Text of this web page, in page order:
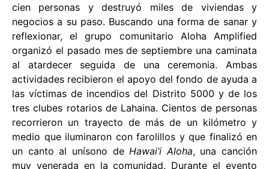
cien personas y destruyó miles de viviendas y
negocios a su paso. Buscando una forma de sanar y
reflexionar, el grupo comunitario Aloha Amplified
organizó el pasado mes de septiembre una caminata
al atardecer seguida de una ceremonia. Ambas
actividades recibieron el apoyo del fondo de ayuda a
las víctimas de incendios del Distrito 5000 y de los
tres clubes rotarios de Lahaina. Cientos de personas
recorrieron un trayecto de más de un kilómetro y
medio que iluminaron con farolillos y que finalizó en
un canto al unísono de Hawai‘i Aloha, una canción
muy venerada en la comunidad. Durante el evento